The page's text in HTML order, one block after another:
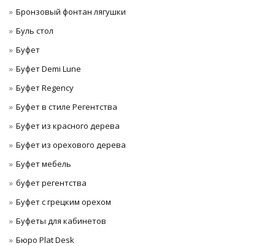
Бронзовый фонтан лягушки
Буль стол
Буфет
Буфет Demi Lune
Буфет Regency
Буфет в стиле Регентства
Буфет из красного дерева
Буфет из орехового дерева
Буфет мебель
буфет регентства
Буфет с грецким орехом
Буфеты для кабинетов
Бюро Plat Desk